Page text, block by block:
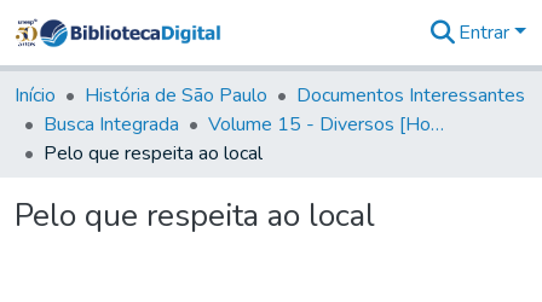
&
Coleções
Tudo na
Biblioteca
Estatísticas
Entrar
Início História de São Paulo
Documentos Interessantes
Busca Integrada
Volume 15 - Diversos [Homenagens, termos e elevação de vila]
Pelo que respeita ao local
Pelo que respeita ao local